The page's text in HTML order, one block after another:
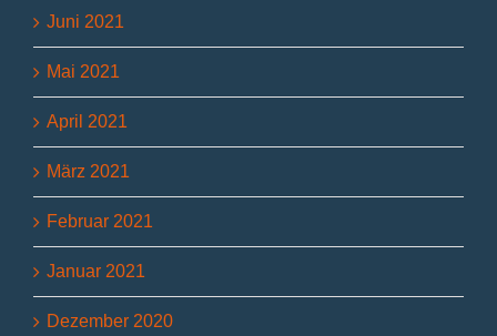
Juni 2021
Mai 2021
April 2021
März 2021
Februar 2021
Januar 2021
Dezember 2020